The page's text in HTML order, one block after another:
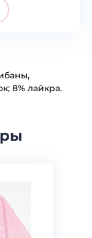
8% лайкра.